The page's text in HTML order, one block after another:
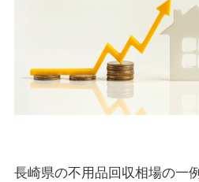
長崎県の不用品回収相場の一